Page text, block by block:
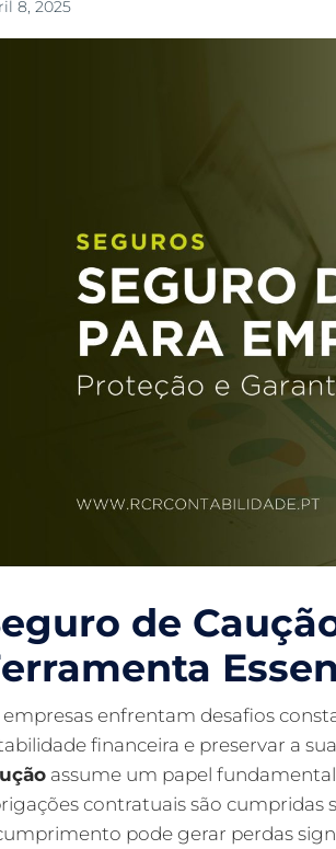
8, 2025
de
empresas enfrentam desafios
financeira e preservar a
assume um papel
contratuais são cumpridas
pode gerar perdas